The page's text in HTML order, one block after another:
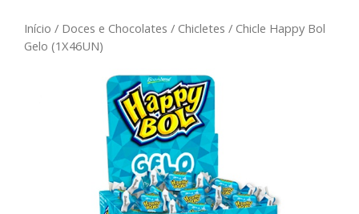
Início / Doces e Chocolates / Chicletes / Chicle Happy Bol
Gelo (1X46UN)